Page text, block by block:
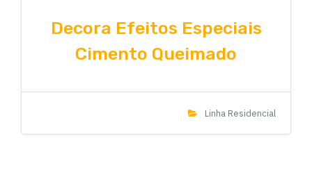
Decora Efeitos Especiais
Cimento Queimado
Linha Residencial